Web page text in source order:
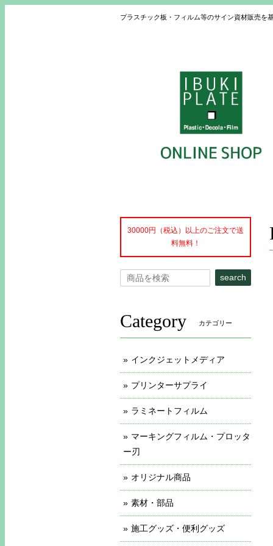
プラスチック板・フィルム等のサイン資材販売を
30000円（税込）以上のご注文で送
料無料！
search
Category カテゴリー
インクジェットメディア
プリンターサプライ
ラミネートフィルム
マーキングフィルム・プロッタ
ー刃
オリジナル商品
素材・部品
施工グッズ・便利グッズ